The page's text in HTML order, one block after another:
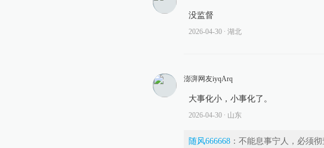
没监督
2026-04-30 ∙ 湖北
澎湃网友iyqArq
大事化小，小事化了。
2026-04-30 ∙ 山东
随风666668 ： 不能息事宁人，必须彻